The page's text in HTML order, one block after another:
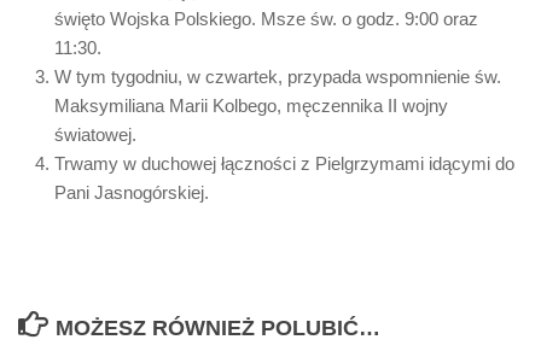
święto Wojska Polskiego. Msze św. o godz. 9:00 oraz
11:30.
W tym tygodniu, w czwartek, przypada wspomnienie św.
Maksymiliana Marii Kolbego, męczennika II wojny
światowej.
Trwamy w duchowej łączności z Pielgrzymami idącymi do
Pani Jasnogórskiej.
MOŻESZ RÓWNIEŻ POLUBIĆ…